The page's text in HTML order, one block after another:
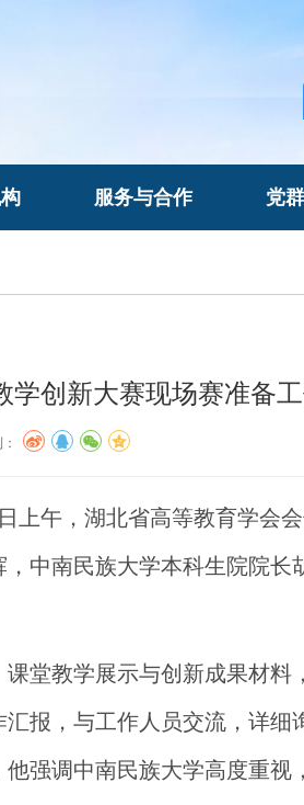
服务与合作 党
学创新大赛现场赛准备
上午，湖北省高等教育学会
中南民族大学本科生院院长
堂教学展示与创新成果材料
报，与工作人员交流，详细
强调中南民族大学高度重视